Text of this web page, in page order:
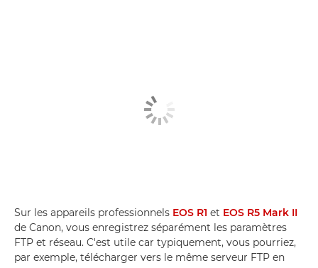
Sur les appareils professionnels EOS R1 et EOS R5 Mark II
de Canon, vous enregistrez séparément les paramètres
FTP et réseau. C'est utile car typiquement, vous pourriez,
par exemple, télécharger vers le même serveur FTP en